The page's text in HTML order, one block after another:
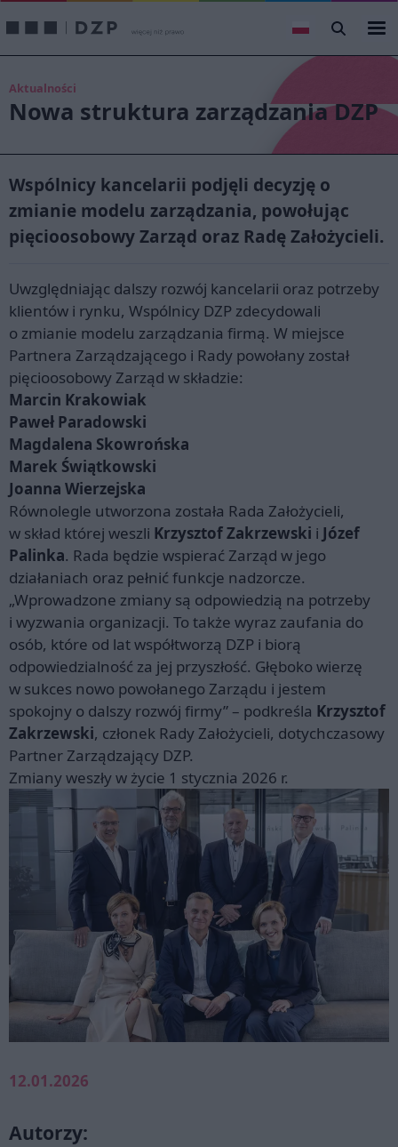
Aktualności
Nowa struktura zarządzania DZP
12.01.2026
Autorzy:
Wspólnicy kancelarii podjęli decyzję o
zmianie modelu zarządzania, powołując
pięcioosobowy Zarząd oraz Radę Założycieli.
Uwzględniając dalszy rozwój kancelarii oraz potrzeby
klientów i rynku, Wspólnicy DZP zdecydowali
o zmianie modelu zarządzania firmą. W miejsce
Partnera Zarządzającego i Rady powołany został
pięcioosobowy Zarząd w składzie:
Marcin Krakowiak
Paweł Paradowski
Magdalena Skowrońska
Marek Świątkowski
Joanna Wierzejska
Równolegle utworzona została Rada Założycieli,
w skład której weszli Krzysztof Zakrzewski i Józef
Palinka. Rada będzie wspierać Zarząd w jego
działaniach oraz pełnić funkcje nadzorcze.
„Wprowadzone zmiany są odpowiedzią na potrzeby
i wyzwania organizacji. To także wyraz zaufania do
osób, które od lat współtworzą DZP i biorą
odpowiedzialność za jej przyszłość. Głęboko wierzę
w sukces nowo powołanego Zarządu i jestem
spokojny o dalszy rozwój firmy” – podkreśla Krzysztof
Zakrzewski, członek Rady Założycieli, dotychczasowy
Partner Zarządzający DZP.
Zmiany weszły w życie 1 stycznia 2026 r.